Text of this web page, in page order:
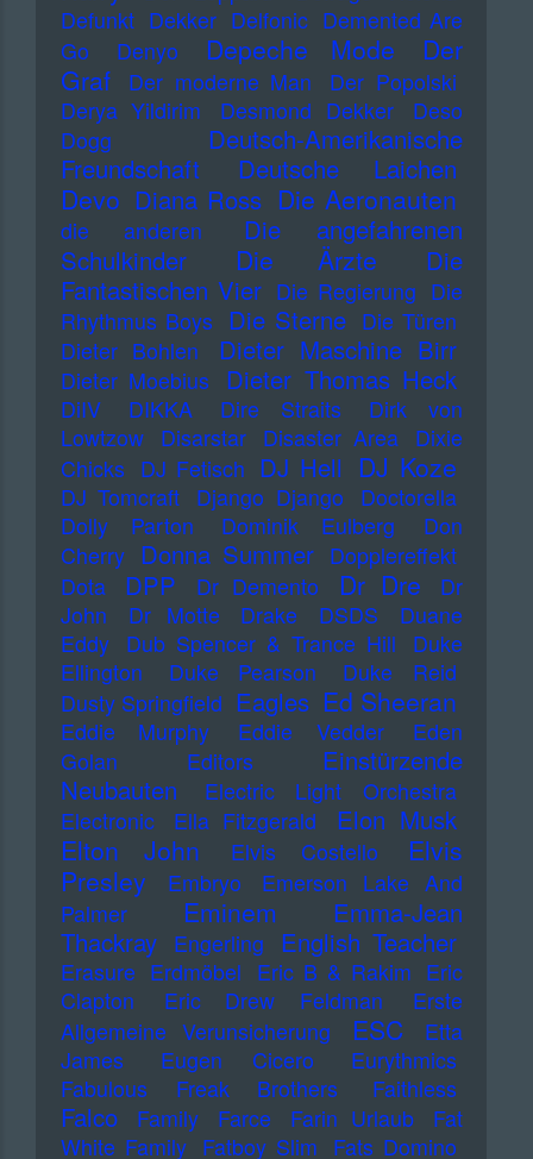
Defunkt Dekker Delfonic Demented Are
Go
Denyo Depeche Mode
Der
Graf
Der moderne Man
Der Popolski
Derya Yildirim
Desmond Dekker
Deso
Dogg
Deutsch-Amerikanische
Freundschaft
Deutsche Laichen
Devo Diana Ross Die Aeronauten
die anderen
Die angefahrenen
Schulkinder
Die Ärzte
Die
Fantastischen Vier Die Regierung Die
Rhythmus Boys Die Sterne Die Türen
Dieter Bohlen
Dieter Maschine Birr
Dieter Moebius Dieter Thomas Heck
DiIV DIKKA Dire Straits
Dirk von
Lowtzow
Disarstar Disaster Area
Dixie
Chicks DJ Fetisch DJ Hell DJ Koze
DJ Tomcraft Django Django
Doctorella
Dolly Parton
Dominik Eulberg
Don
Cherry Donna Summer Dopplereffekt
Dota
DPP Dr Demento Dr Dre
Dr
John
Dr Motte Drake DSDS
Duane
Eddy
Dub Spencer & Trance Hill
Duke
Ellington
Duke Pearson
Duke Reid
Dusty Springfield Eagles Ed Sheeran
Eddie Murphy Eddie Vedder
Eden
Golan
Editors
Einstürzende
Neubauten
Electric Light Orchestra
Electronic
Ella Fitzgerald Elon Musk
Elton John Elvis Costello
Elvis
Presley
Embryo
Emerson Lake And
Palmer
Eminem
Emma-Jean
Thackray
Engerling English Teacher
Erasure Erdmöbel Eric B & Rakim Eric
Clapton
Eric Drew Feldman
Erste
Allgemeine Verunsicherung
ESC
Etta
James
Eugen Cicero
Eurythmics
Fabulous Freak Brothers
Faithless
Falco Family Farce Farin Urlaub
Fat
White Family Fatboy Slim Fats Domino